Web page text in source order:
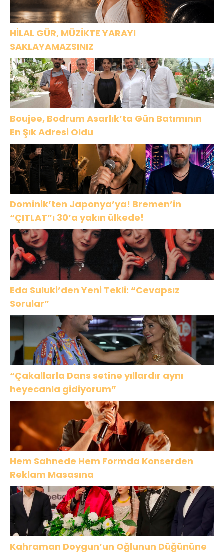
HİLAL GÜR, MÜZİKTE YARAYI
SAKLAYAMAZSINIZ
Boujee, Bodrum Asarlık’ta Gün Batımının
En Şık Adresi Oldu
Dominik’ten Japonya’ya! Bremen’in
“ÇITLAT”ı 30’a yakın ülkede!
Eda Suluki’den Yeni Tekli: “Cevapsız
Sorular”
“Çakallarla Dans setine yıllardır aynı
heyecanla gidiyorum”
Hem Sahnede Hem Formda Konserden
Reklam Masasına
Kahraman Doygun’un Oğlunun Düğününe